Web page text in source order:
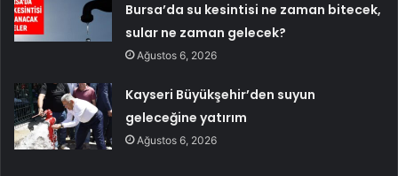
Bursa’da su kesintisi ne zaman bitecek,
sular ne zaman gelecek?
Ağustos 6, 2026
Kayseri Büyükşehir’den suyun
geleceğine yatırım
Ağustos 6, 2026